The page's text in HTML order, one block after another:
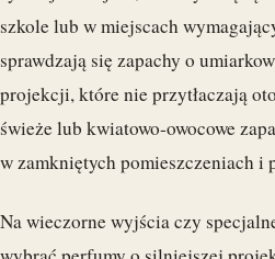
szkole lub w miejscach
sprawdzają się zapachy o
projekcji, które nie przytłaczają
świeże lub kwiatowo-owocowe
w zamkniętych pomieszczeniach i
Na wieczorne wyjścia czy